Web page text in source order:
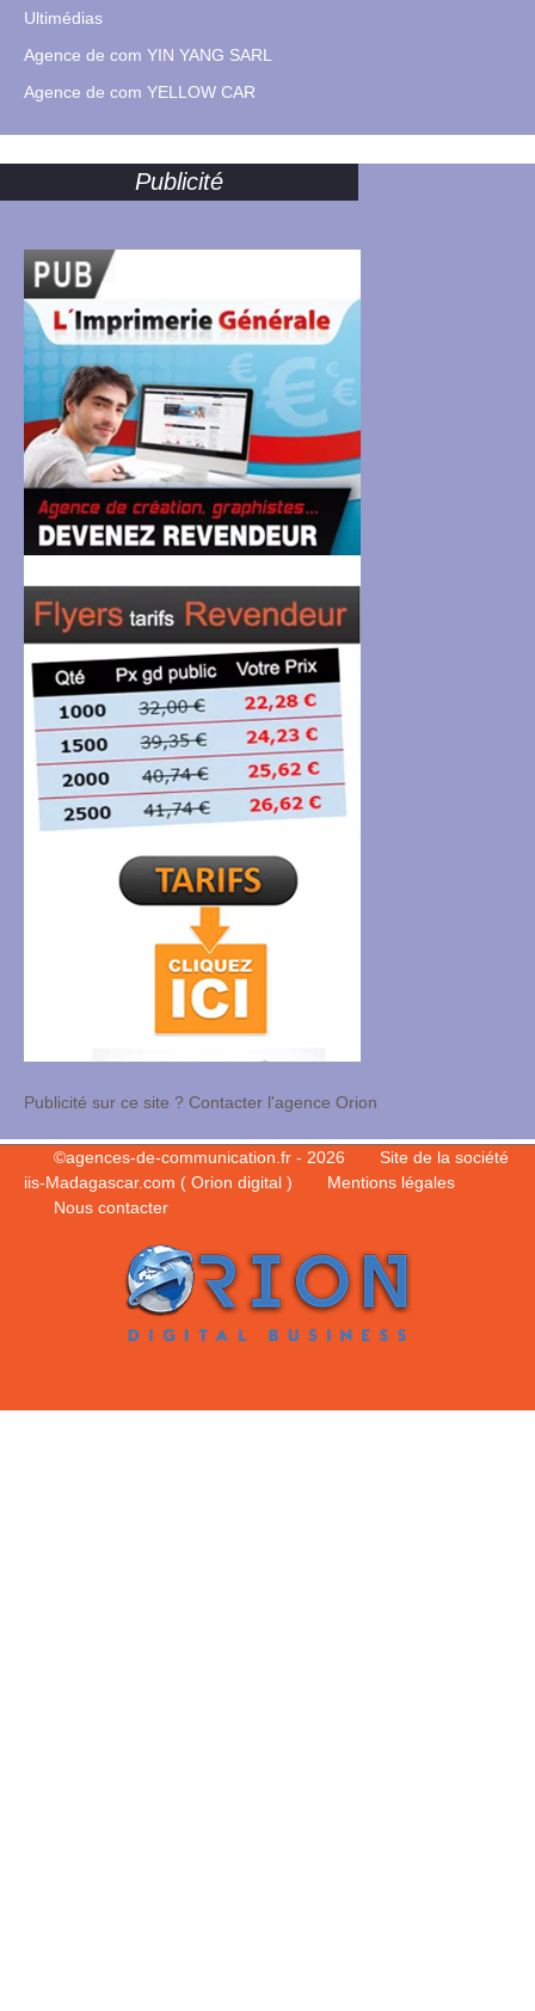
Ultimédias
Agence de com YIN YANG SARL
Agence de com YELLOW CAR
Publicité
Publicité sur ce site ? Contacter l'agence Orion
©agences-de-communication.fr - 2026
Site de la société
iis-Madagascar.com ( Orion digital )
Mentions légales
Nous contacter